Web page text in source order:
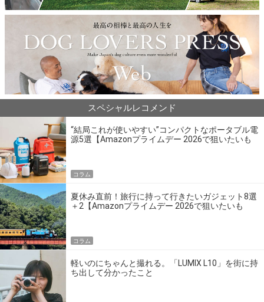
スペシャルレコメンド
“結局これが使いやすい”コンパクトなポータブル電
源5選【Amazonプライムデー 2026で狙いたいも
コラム
夏休み直前！旅行に持って行きたいガジェット8選
＋2【Amazonプライムデー 2026で狙いたいも
コラム
軽いのにちゃんと撮れる。「LUMIX L10」を街に持
ち出して分かったこと